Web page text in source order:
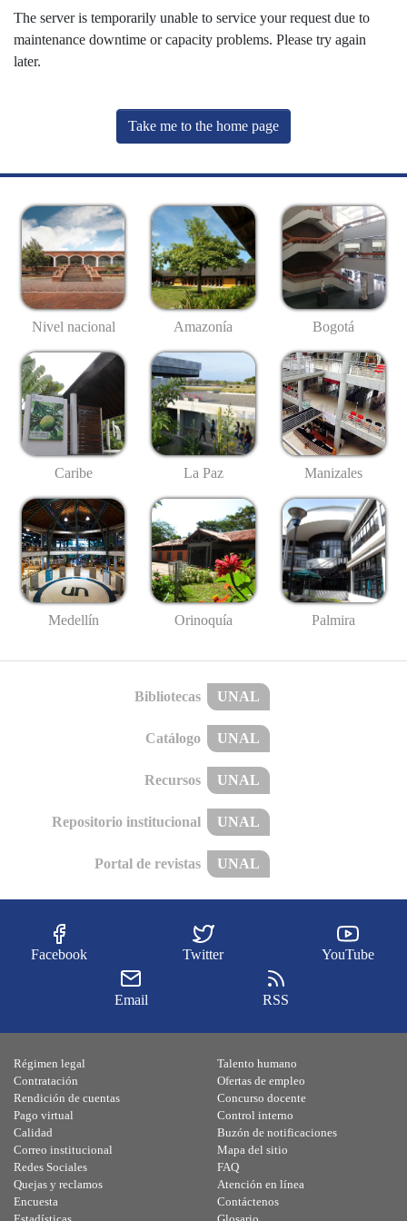
The server is temporarily unable to service your request due to
maintenance downtime or capacity problems. Please try again
later.
Take me to the home page
Nivel nacional Amazonía Bogotá
Caribe La Paz Manizales
Medellín Orinoquía Palmira
Bibliotecas UNAL
Catálogo UNAL
Recursos UNAL
Repositorio institucional UNAL
Portal de revistas UNAL
Facebook Twitter YouTube
Email RSS
Régimen legal
Contratación
Rendición de cuentas
Pago virtual
Calidad
Talento humano
Ofertas de empleo
Concurso docente
Control interno
Buzón de notificaciones
Correo institucional
Redes Sociales
Quejas y reclamos
Encuesta
Mapa del sitio
FAQ
Atención en línea
Contáctenos